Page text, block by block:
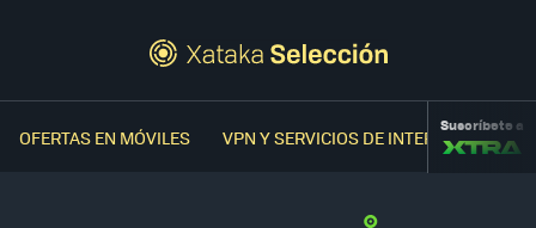
OFERTAS EN MÓVILES VPN Y SERVICIOS DE INTERNETSuscríbete a